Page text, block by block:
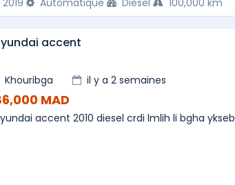
2019 Automatique Diesel 100,000 km
accent
Khouribga il y a 2 semaines
MAD
accent 2010 diesel crdi lmlih li bgha ykseb